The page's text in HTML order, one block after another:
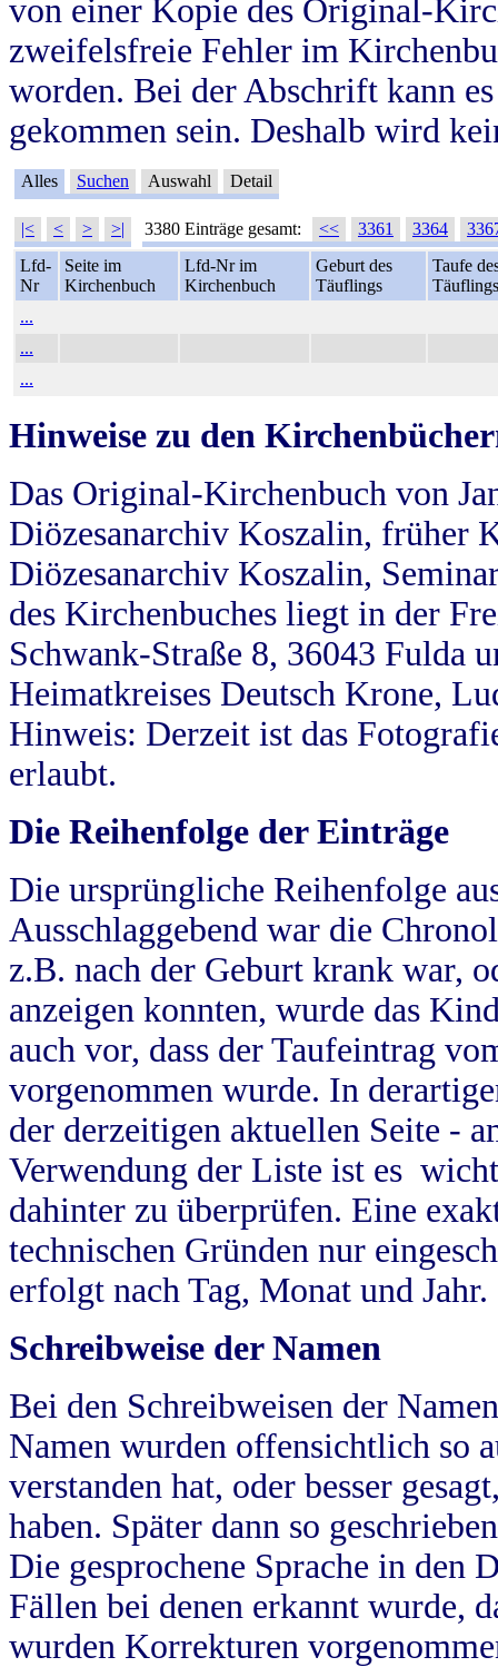
von einer Kopie des Original-
zweifelsfreie Fehler im
worden. Bei der Abschrift kann
gekommen sein. Deshalb wird
Alles Suchen Auswahl Detail
|< < > >| 3380 Einträge gesamt: << 3361 3364
Lfd-
Nr
Seite im
Kirchenbuch
Lfd-Nr im
Kirchenbuch
Geburt des
Täuflings
Taufe
Täuflings
...
...
...
Hinweise zu den
Das Original-Kirchenbuch von
Diözesanarchiv Koszalin, früher
Diözesanarchiv Koszalin,
des Kirchenbuches liegt in der
Schwank-Straße 8, 36043 Fulda
Heimatkreises Deutsch Krone,
Hinweis: Derzeit ist das
erlaubt.
Die Reihenfolge der Einträge
Die ursprüngliche Reihenfolge
Ausschlaggebend war die
z.B. nach der Geburt krank war,
anzeigen konnten, wurde das
auch vor, dass der Taufeintrag
vorgenommen wurde. In
der derzeitigen aktuellen Seite -
Verwendung der Liste ist es
dahinter zu überprüfen. Eine
technischen Gründen nur
erfolgt nach Tag, Monat und Jahr.
Schreibweise der Namen
Bei den Schreibweisen der
Namen wurden offensichtlich so
verstanden hat, oder besser
haben. Später dann so
Die gesprochene Sprache in
Fällen bei denen erkannt wurde,
wurden Korrekturen